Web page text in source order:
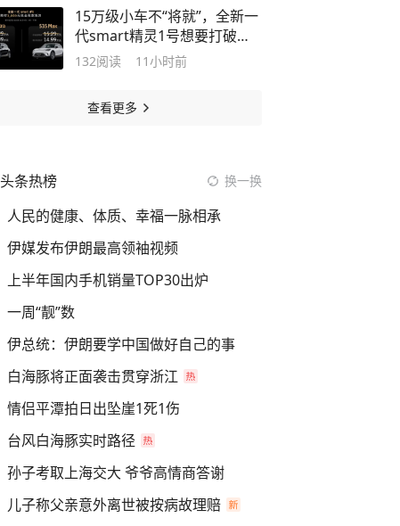
15万级小车不“将就”，全新一
代smart精灵1号想要打破什
么？
132阅读 11小时前
查看更多
头条热榜 换一换
人民的健康、体质、幸福一脉相承
伊媒发布伊朗最高领袖视频
上半年国内手机销量TOP30出炉
一周“靓”数
伊总统：伊朗要学中国做好自己的事
白海豚将正面袭击贯穿浙江
情侣平潭拍日出坠崖1死1伤
台风白海豚实时路径
孙子考取上海交大 爷爷高情商答谢
儿子称父亲意外离世被按病故理赔